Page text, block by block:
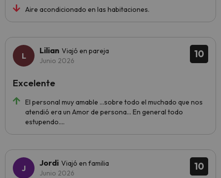
Aire acondicionado en las habitaciones.
10
Lilian Viajó en pareja
Junio 2026
El personal muy amable ...sobre todo el muchado que nos
atendió era un Amor de persona... En general todo
estupendo....
Excelente
10
Jordi Viajó en familia
Junio 2026